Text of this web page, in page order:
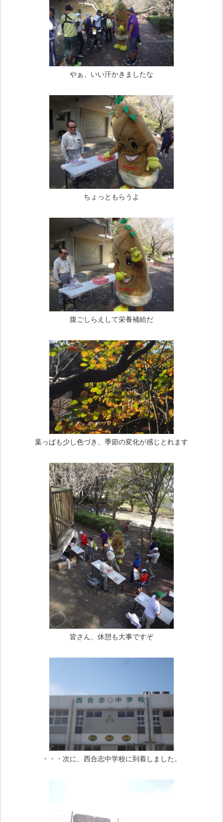
やぁ、いい汗かきましたな
ちょっともらうよ
腹ごしらえして栄養補給だ
葉っぱも少し色づき、季節の変化が感じとれます
皆さん、休憩も大事ですぞ
・・・次に、西合志中学校に到着しました。